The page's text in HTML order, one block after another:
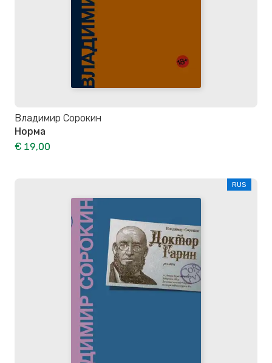
Владимир Сорокин
Норма
€ 19,00
RUS